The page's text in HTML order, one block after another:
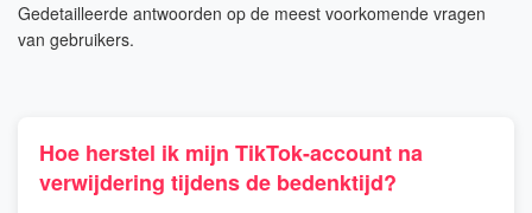
Gedetailleerde antwoorden op de meest voorkomende vragen
van gebruikers.
Hoe herstel ik mijn TikTok-account na
verwijdering tijdens de bedenktijd?